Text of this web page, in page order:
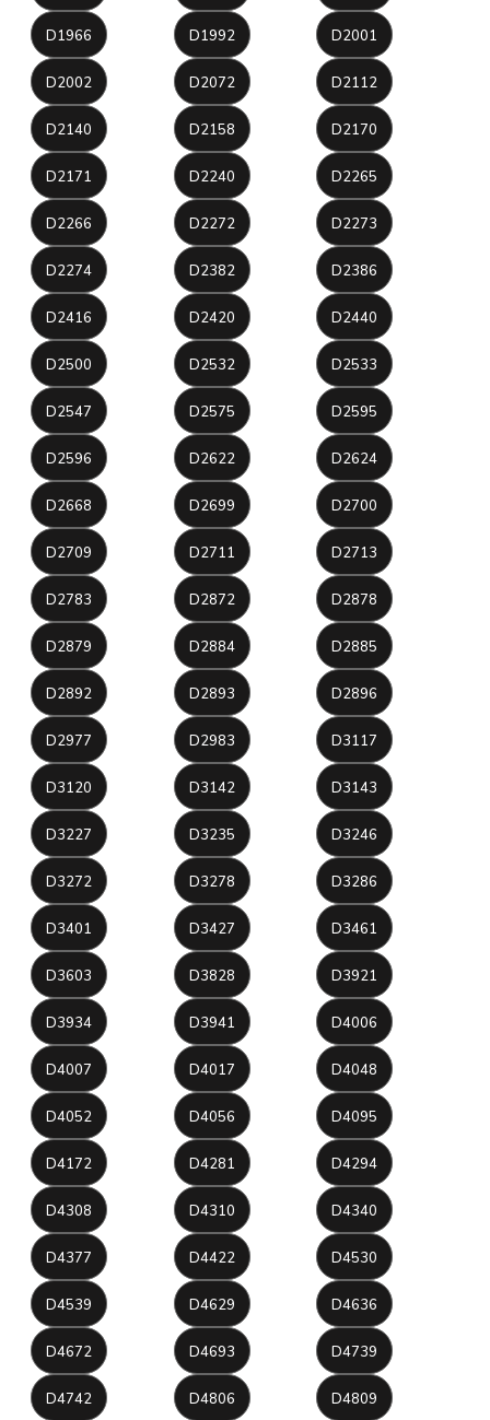
D1966 D1992 D2001
D2002 D2072 D2112
D2140 D2158 D2170
D2171 D2240 D2265
D2266 D2272 D2273
D2274 D2382 D2386
D2416 D2420 D2440
D2500 D2532 D2533
D2547 D2575 D2595
D2596 D2622 D2624
D2668 D2699 D2700
D2709 D2711 D2713
D2783 D2872 D2878
D2879 D2884 D2885
D2892 D2893 D2896
D2977 D2983 D3117
D3120 D3142 D3143
D3227 D3235 D3246
D3272 D3278 D3286
D3401 D3427 D3461
D3603 D3828 D3921
D3934 D3941 D4006
D4007 D4017 D4048
D4052 D4056 D4095
D4172 D4281 D4294
D4308 D4310 D4340
D4377 D4422 D4530
D4539 D4629 D4636
D4672 D4693 D4739
D4742 D4806 D4809